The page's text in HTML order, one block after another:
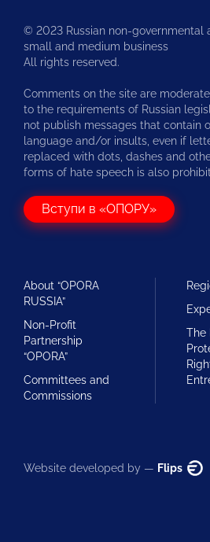
© 2023 Russian non-governmental
small and medium business
All rights reserved.
Comments on the site are
to the requirements of Russian
not publish messages that contain
language and/or insults, even if
replaced with dots, dashes and
forms of hate speech is also
Вступи в «ОПОРУ»
About “OPORA
RUSSIA”
Non-Profit
Partnership
“OPORA”
Committees and
Commissions
The
Website developed by — Flips